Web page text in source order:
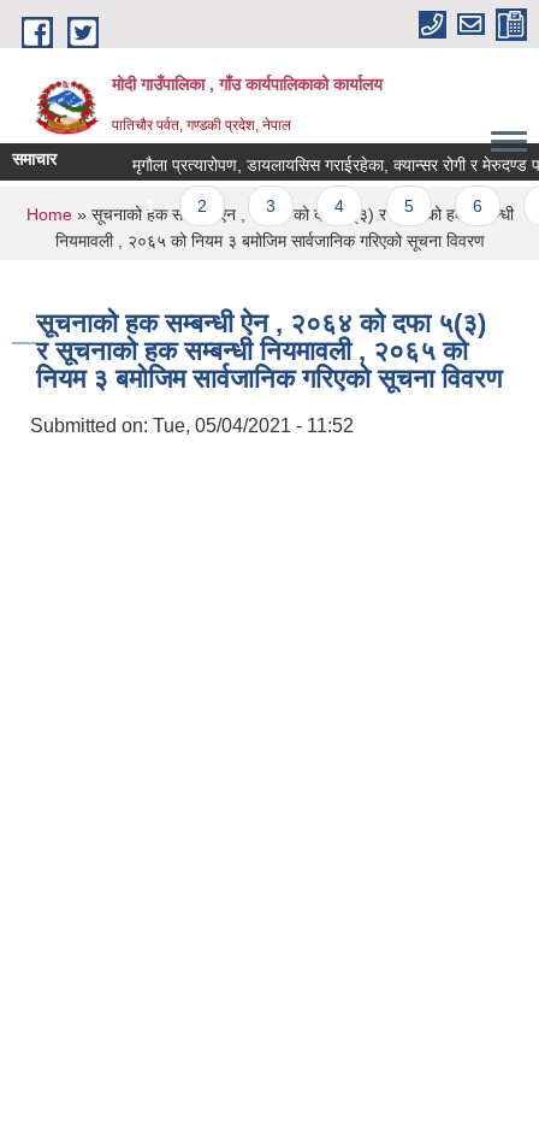
Skip to main content
मोदी गाउँपालिका , गाँउ कार्यपालिकाको कार्यालय
पातिचौर पर्वत, गण्डकी प्रदेश, नेपाल
समाचार मृगौला प्रत्यारोपण, डायलायसिस गराईरहेका, क्यान्सर रोगी र मेरुदण्ड
Pages
1 2 3 4 5 6 7
You are here
Home» सूचनाको हक सम्बन्धी ऐन , २०६४ को दफा ५(३) र सूचनाको हक सम्बन्धी
नियमावली , २०६५ को नियम ३ बमोजिम सार्वजानिक गरिएको सूचना विवरण
सूचनाको हक सम्बन्धी ऐन , २०६४ को दफा ५(३)
र सूचनाको हक सम्बन्धी नियमावली , २०६५ को
नियम ३ बमोजिम सार्वजानिक गरिएको सूचना विवरण
Submitted on: Tue, 05/04/2021 - 11:52